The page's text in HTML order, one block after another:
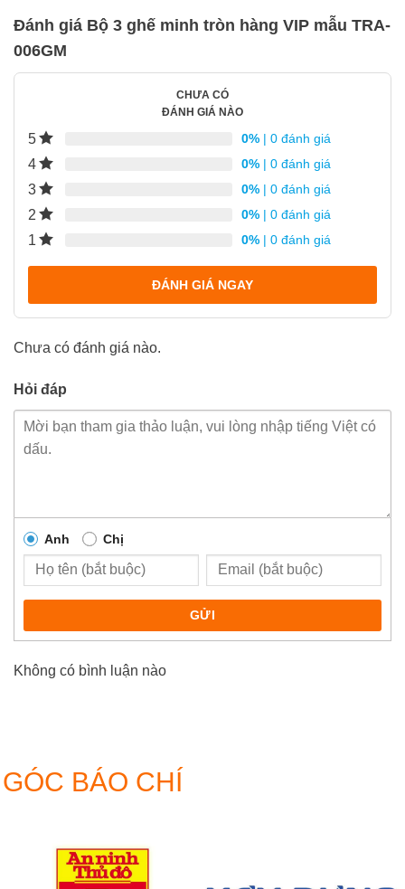
Đánh giá Bộ 3 ghế minh tròn hàng VIP mẫu TRA-
006GM
CHƯA CÓ
ĐÁNH GIÁ NÀO
5 0% | 0 đánh giá
4 0% | 0 đánh giá
3 0% | 0 đánh giá
2 0% | 0 đánh giá
1 0% | 0 đánh giá
ĐÁNH GIÁ NGAY
Chưa có đánh giá nào.
Hỏi đáp
Anh Chị
GỬI
Không có bình luận nào
GÓC BÁO CHÍ